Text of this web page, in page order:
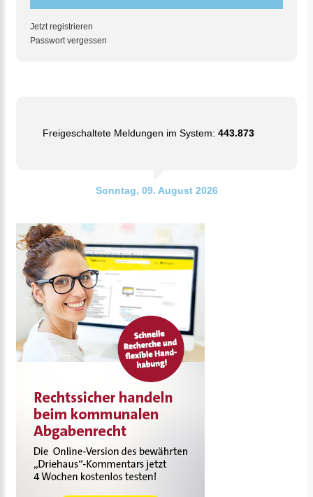
Jetzt registrieren
Passwort vergessen
Freigeschaltete Meldungen im System: 443.873
Sonntag, 09. August 2026